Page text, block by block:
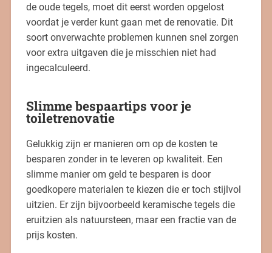
de oude tegels, moet dit eerst worden opgelost
voordat je verder kunt gaan met de renovatie. Dit
soort onverwachte problemen kunnen snel zorgen
voor extra uitgaven die je misschien niet had
ingecalculeerd.
Slimme bespaartips voor je
toiletrenovatie
Gelukkig zijn er manieren om op de kosten te
besparen zonder in te leveren op kwaliteit. Een
slimme manier om geld te besparen is door
goedkopere materialen te kiezen die er toch stijlvol
uitzien. Er zijn bijvoorbeeld keramische tegels die
eruitzien als natuursteen, maar een fractie van de
prijs kosten.